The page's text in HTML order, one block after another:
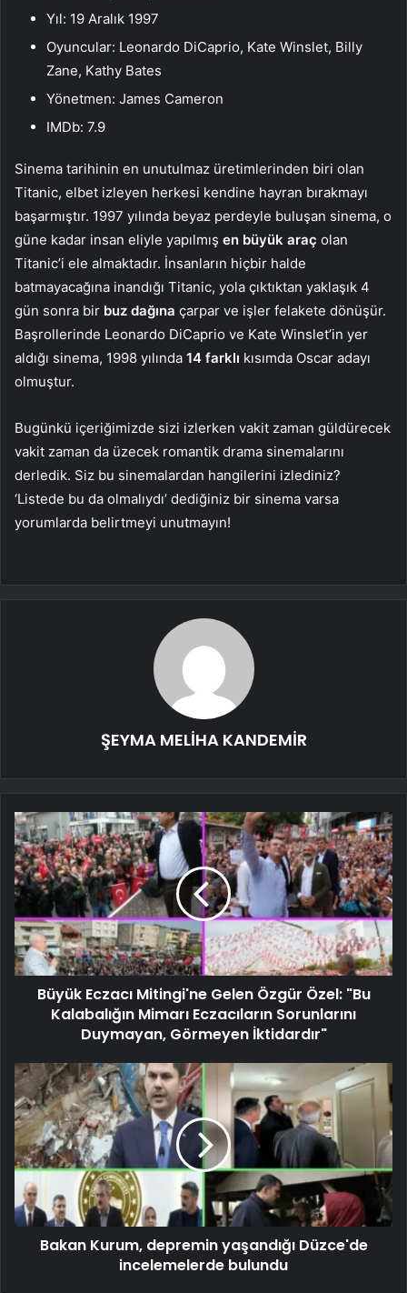
Yıl: 19 Aralık 1997
Oyuncular: Leonardo DiCaprio, Kate Winslet, Billy
Zane, Kathy Bates
Yönetmen: James Cameron
IMDb: 7.9
Sinema tarihinin en unutulmaz üretimlerinden biri olan
Titanic, elbet izleyen herkesi kendine hayran bırakmayı
başarmıştır. 1997 yılında beyaz perdeyle buluşan sinema, o
güne kadar insan eliyle yapılmış en büyük araç olan
Titanic’i ele almaktadır. İnsanların hiçbir halde
batmayacağına inandığı Titanic, yola çıktıktan yaklaşık 4
gün sonra bir buz dağına çarpar ve işler felakete dönüşür.
Başrollerinde Leonardo DiCaprio ve Kate Winslet’in yer
aldığı sinema, 1998 yılında 14 farklı kısımda Oscar adayı
olmuştur.
Bugünkü içeriğimizde sizi izlerken vakit zaman güldürecek
vakit zaman da üzecek romantik drama sinemalarını
derledik. Siz bu sinemalardan hangilerini izlediniz?
‘Listede bu da olmalıydı’ dediğiniz bir sinema varsa
yorumlarda belirtmeyi unutmayın!
ŞEYMA MELİHA KANDEMİR
Büyük Eczacı Mitingi'ne Gelen Özgür Özel: "Bu
Kalabalığın Mimarı Eczacıların Sorunlarını
Duymayan, Görmeyen İktidardır"
Bakan Kurum, depremin yaşandığı Düzce'de
incelemelerde bulundu